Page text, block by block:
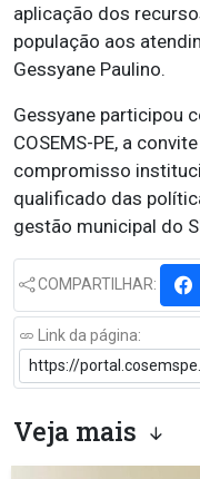
aplicação dos
população aos
Gessyane Paulino.
Gessyane participou
COSEMS-PE, a
compromisso
qualificado das
gestão municipal do
COMPARTILHAR:
Link da página:
Veja mais